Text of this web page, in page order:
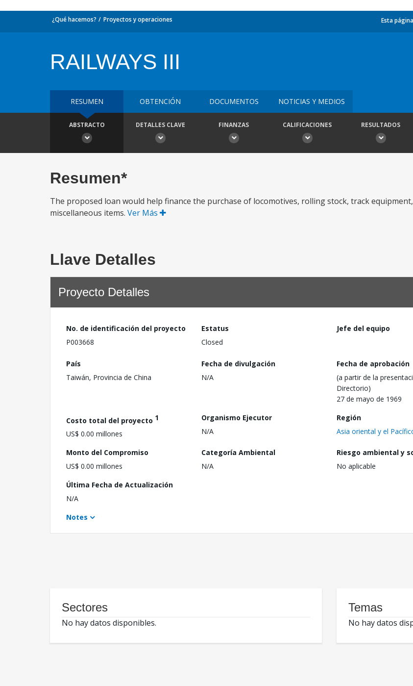
¿Qué hacemos? Proyectos y operaciones Esta
RAILWAYS III
RESUMEN OBTENCIÓN DOCUMENTOS NOTICIAS Y MEDIOS
ABSTRACTO DETALLES CLAVE FINANZAS CALIFICACIONES RESULTADOS
Resumen*
The proposed loan would help finance the purchase of locomotives, rolling stock, track
miscellaneous items. Ver Más
Llave Detalles
Proyecto Detalles
No. de identificación del proyecto
P003668
Estatus
Closed
Jefe del equipo
País
Taiwán, Provincia de China
Fecha de divulgación
N/A
Fecha de aprobación
(a partir de la
Directorio)
27 de mayo de 1969
Costo total del proyecto 1
US$ 0.00 millones
Organismo Ejecutor
N/A
Región
Asia oriental y el
Monto del Compromiso
US$ 0.00 millones
Categoría Ambiental
N/A
Riesgo ambiental y
No aplicable
Última Fecha de Actualización
N/A
Notes
Sectores
No hay datos disponibles.
Temas
No hay datos